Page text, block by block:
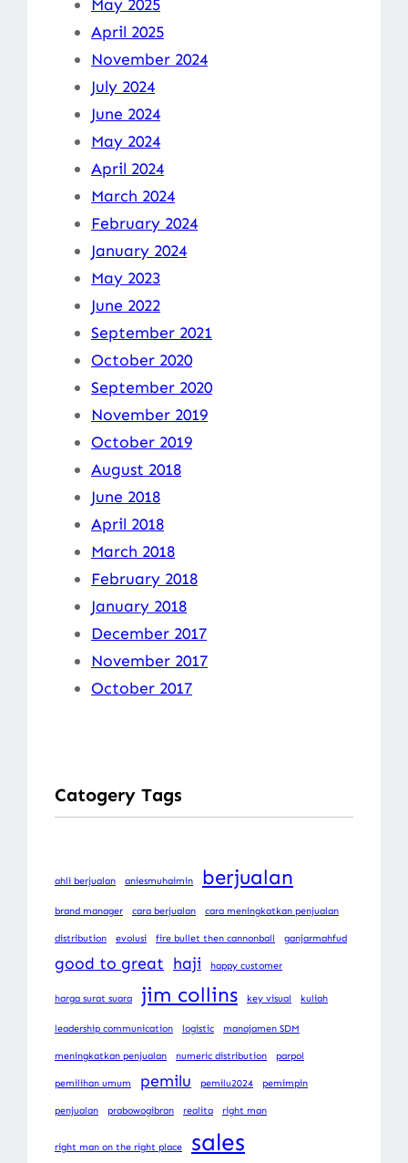
May 2025
April 2025
November 2024
July 2024
June 2024
May 2024
April 2024
March 2024
February 2024
January 2024
May 2023
June 2022
September 2021
October 2020
September 2020
November 2019
October 2019
August 2018
June 2018
April 2018
March 2018
February 2018
January 2018
December 2017
November 2017
October 2017
Catogery Tags
ahli berjualan aniesmuhaimin berjualan
brand manager cara berjualan cara meningkatkan penjualan
distribution evolusi fire bullet then cannonball ganjarmahfud
good to great haji happy customer
harga surat suara jim collins key visual kuliah
leadership communication logistic manajamen SDM
meningkatkan penjualan numeric distribution parpol
pemilihan umum pemilu pemilu2024 pemimpin
penjualan prabowogibran realita right man
right man on the right place sales